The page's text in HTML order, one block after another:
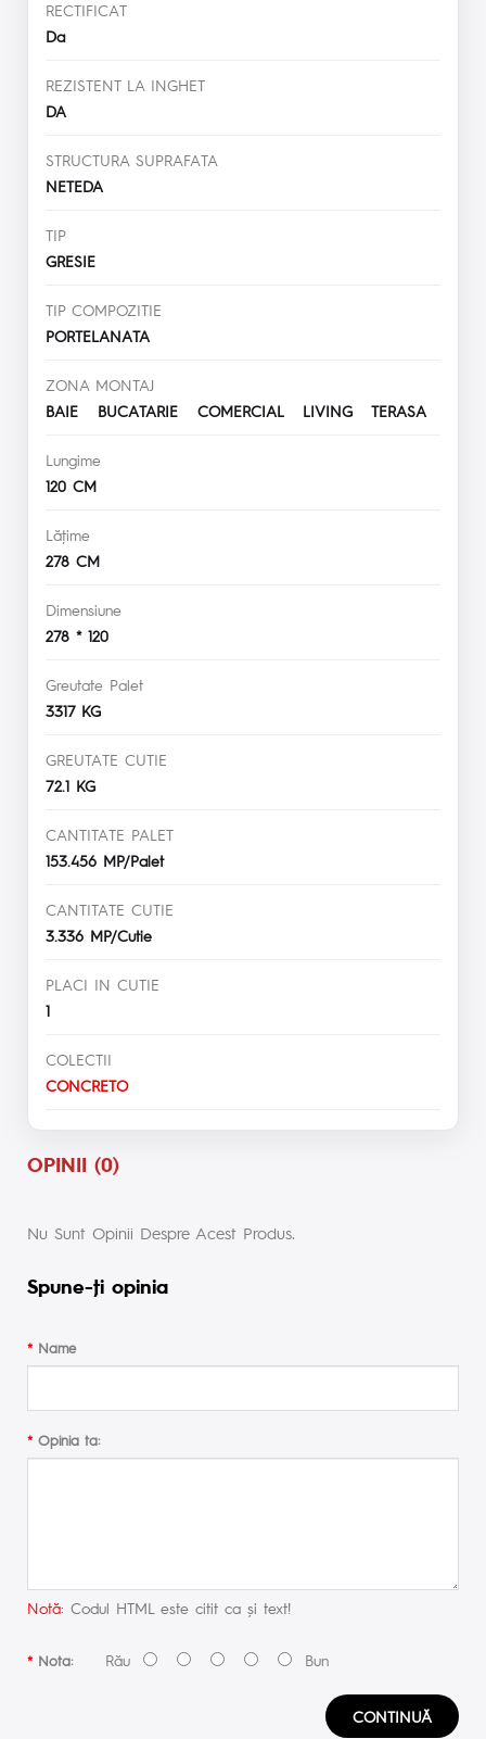
RECTIFICAT
Da
REZISTENT LA INGHET
DA
STRUCTURA SUPRAFATA
NETEDA
TIP
GRESIE
TIP COMPOZITIE
PORTELANATA
ZONA MONTAJ
BAIE BUCATARIE COMERCIAL LIVING TERASA
Lungime
120 CM
Lăţime
278 CM
Dimensiune
278 * 120
Greutate Palet
3317 KG
GREUTATE CUTIE
72.1 KG
CANTITATE PALET
153.456 MP/Palet
CANTITATE CUTIE
3.336 MP/Cutie
PLACI IN CUTIE
1
COLECTII
CONCRETO
OPINII (0)
Nu Sunt Opinii Despre Acest Produs.
Spune-ţi opinia
Name
Opinia ta:
Notă: Codul HTML este citit ca şi text!
Nota:Rău Bun
CONTINUĂ